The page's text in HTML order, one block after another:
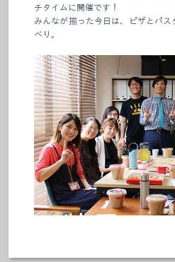
チタイムに開催です！
みんなが揃った今日は、ピザとパ
べり。